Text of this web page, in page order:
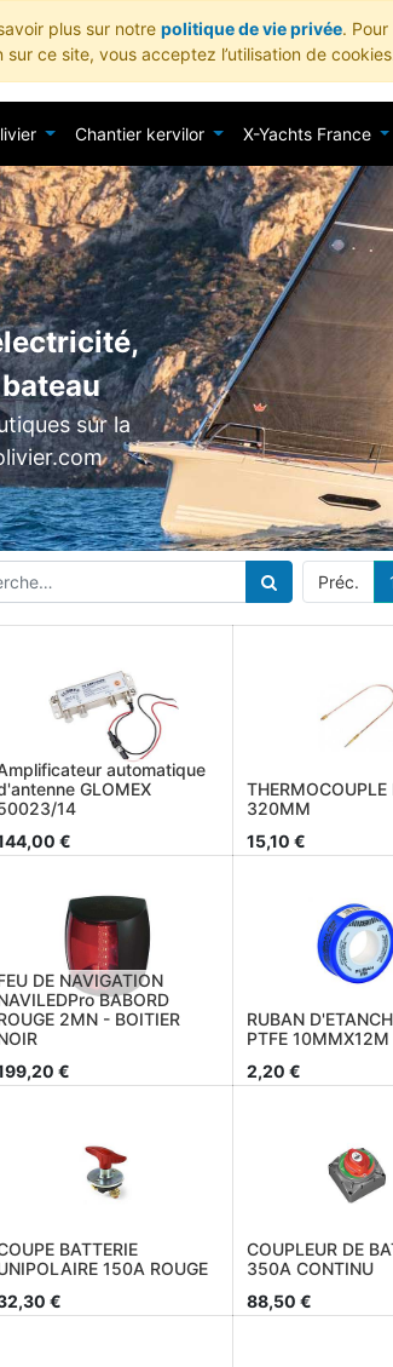
plus sur notre politique de vie privée.
ce site, vous acceptez l’utilisation de
Chantier kervilor X-Yachts France
sur la
Préc.
automatique
GLOMEX
14
€
THERMOCOUPLE
320MM
15,10 €
DE NAVIGATION
BABORD
2MN - BOITIER
€
RUBAN
PTFE 10MMX12M
2,20 €
BATTERIE
150A ROUGE
€
COUPLEUR DE
350A CONTINU
88,50 €